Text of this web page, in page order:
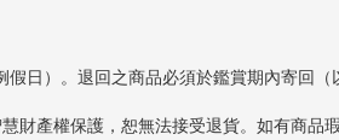
日）。退回之商品必須於鑑賞期內寄回
財產權保護，恕無法接受退貨。如有商品